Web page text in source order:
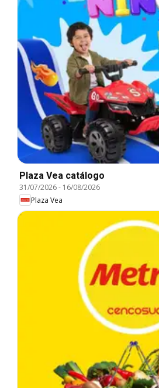
Plaza Vea catálogo
31/07/2026- 16/08/2026
Plaza Vea